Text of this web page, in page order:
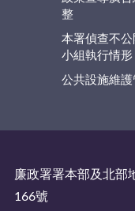
整
本署偵查不公
小組執行情形
公共設施維護
廉政署署本部及北部
166號